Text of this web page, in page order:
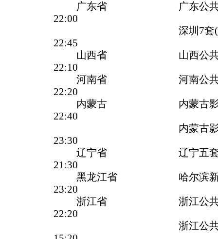
广东省 广东公
22:00
深圳7套(都市
22:45
山西省 山西公
22:10
河南省 河南公
22:20
内蒙古 内蒙古影
22:40
内蒙古影视剧
23:30
辽宁省 辽宁五套(科学
21:30
黑龙江省 哈尔滨新闻
23:20
浙江省 浙江公
22:20
浙江公共频